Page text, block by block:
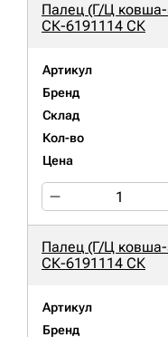
Палец (Г/Ц
СК-6191114 СК
Артикул
Бренд
Склад
Кол-во
Цена
Палец (Г/Ц
СК-6191114 СК
Артикул
Бренд